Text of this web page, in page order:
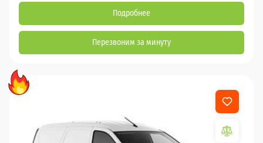
Подробнее
Перезвоним за минуту